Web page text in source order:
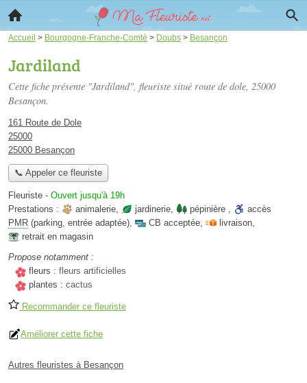
Accueil > Bourgogne-Franche-Comté > Doubs > Besançon
Jardiland
Cette fiche présente "Jardiland", fleuriste situé route de dole, 25000
Besançon.
161 Route de Dole
25000
25000 Besançon
📞 Appeler ce fleuriste
Fleuriste - Ouvert jusqu'à 19h
Prestations :
animalerie, jardinerie, pépinière ,
accès
PMR (parking, entrée adaptée), CB acceptée, livraison,
retrait en magasin
Propose notamment :
fleurs : fleurs artificielles
plantes : cactus
Recommander ce fleuriste
Améliorer cette fiche
Autres fleuristes à Besançon